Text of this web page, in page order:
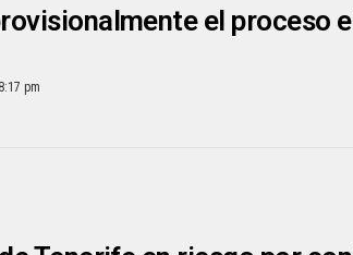
el proceso
pm